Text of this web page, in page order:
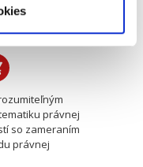
,Stanislav Barkoci
právnej
so zameraním
právnej